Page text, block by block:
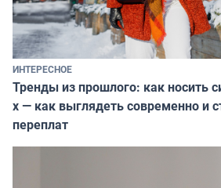
ИНТЕРЕСНОЕ
Тренды из прошлого: как носить
х — как выглядеть современно и
переплат